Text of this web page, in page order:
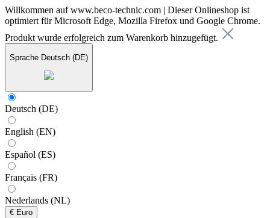
Willkommen auf www.beco-technic.com | Dieser Onlineshop ist
optimiert für Microsoft Edge, Mozilla Firefox und Google Chrome.
Produkt wurde erfolgreich zum Warenkorb hinzugefügt.
Sprache Deutsch (DE)
Deutsch (DE)
English (EN)
Español (ES)
Français (FR)
Nederlands (NL)
€ Euro